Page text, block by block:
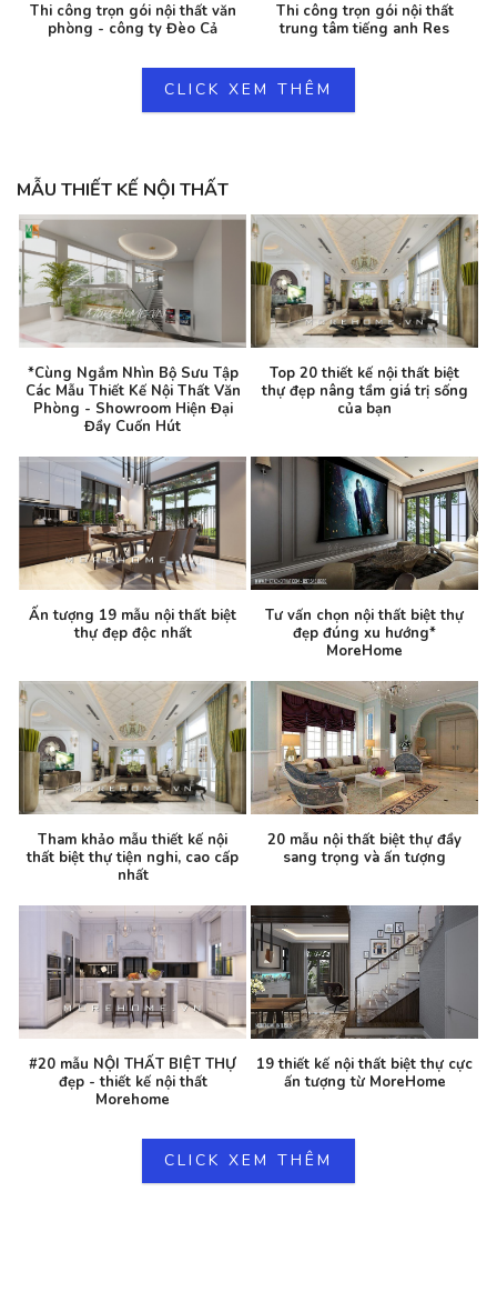
Thi công trọn gói nội thất văn
phòng - công ty Đèo Cả
Thi công trọn gói nội thất
trung tâm tiếng anh Res
CLICK XEM THÊM
MẪU THIẾT KẾ NỘI THẤT
*Cùng Ngắm Nhìn Bộ Sưu Tập
Các Mẫu Thiết Kế Nội Thất Văn
Phòng - Showroom Hiện Đại
Đầy Cuốn Hút
Top 20 thiết kế nội thất biệt
thự đẹp nâng tầm giá trị sống
của bạn
Ấn tượng 19 mẫu nội thất biệt
thự đẹp độc nhất
Tư vấn chọn nội thất biệt thự
đẹp đúng xu hướng*
MoreHome
Tham khảo mẫu thiết kế nội
thất biệt thự tiện nghi, cao cấp
nhất
20 mẫu nội thất biệt thự đầy
sang trọng và ấn tượng
#20 mẫu NỘI THẤT BIỆT THỰ
đẹp - thiết kế nội thất
Morehome
19 thiết kế nội thất biệt thự cực
ấn tượng từ MoreHome
CLICK XEM THÊM